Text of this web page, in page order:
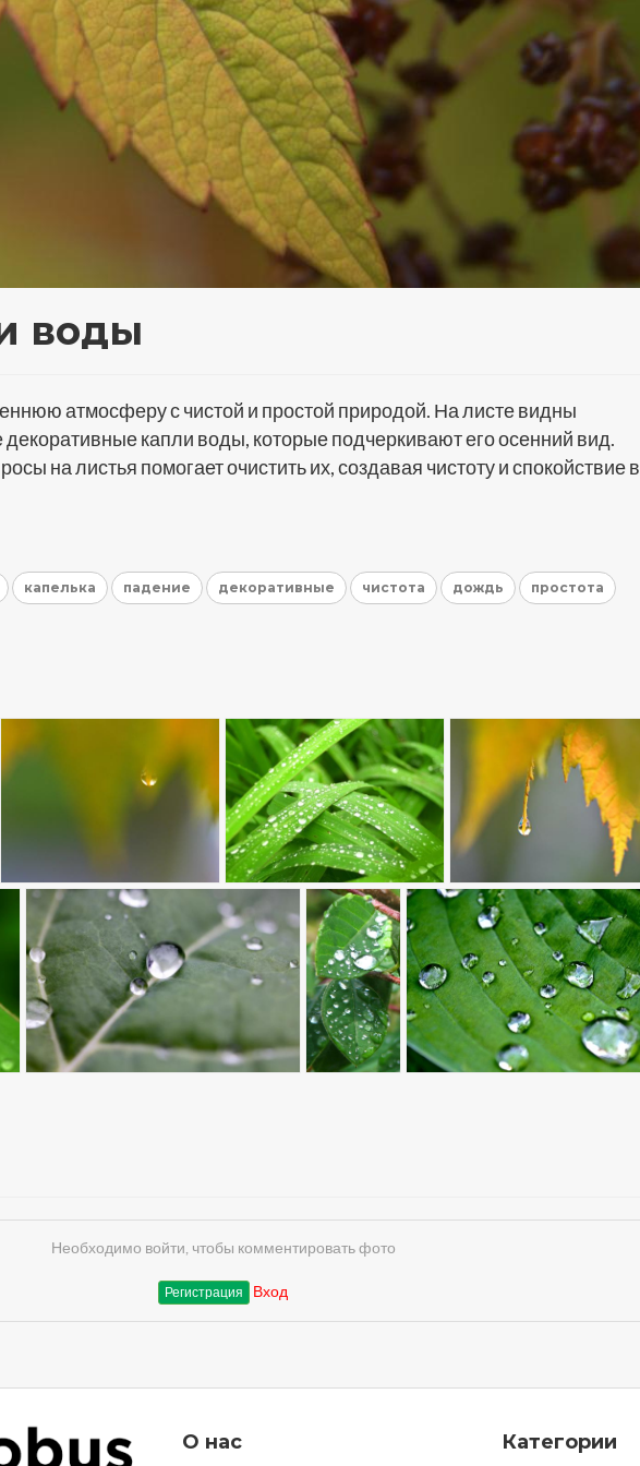
воды
атмосферу с чистой и простой природой. На листе видны
капли воды, которые подчеркивают его осенний вид.
на листья помогает очистить их, создавая чистоту и спокойствие в
капелька падение декоративные чистота дождь простота
Необходимо войти, чтобы комментировать фото
Регистрация Вход
О нас Категории